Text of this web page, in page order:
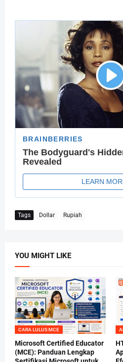
Tags Dollar Rupiah
YOU MIGHT LIKE
CARA LULUS MCE
Microsoft Certified Educator
(MCE): Panduan Lengkap